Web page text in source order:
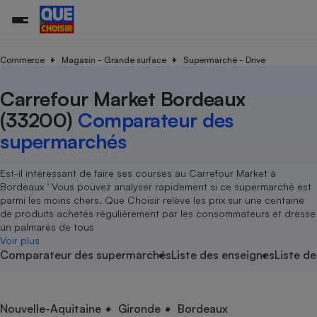
Commerce Magasin - Grande surface Supermarché - Drive
Carrefour Market Bordeaux
(33200) Comparateur des
supermarchés
Est-il intéressant de faire ses courses au Carrefour Market à
Bordeaux ’ Vous pouvez analyser rapidement si ce supermarché est
parmi les moins chers. Que Choisir relève les prix sur une centaine
de produits achetés régulièrement par les consommateurs et dresse
un palmarès de tous
Voir plus
Comparateur des supermarchésListe des enseignesListe
Nouvelle-Aquitaine Gironde Bordeaux
Agriculture
Produit alimentaire
Achat - Vente - Location
Carburant
Magasin - Grande surface
Marketing - Fidélisation
Organismes de défense
Système judiciaire
Air
Eau
Achat - Vente - Travaux
Location
Sport
Vacances - Tourisme
électrique
Démarche administrative
Senior
Service marchand
Train
Transport aérien
Toutes les actualités
Enquêtes
Guides d'achat
Conseils
Brèves
Tous les services
Soumettre un litige
Lettres types
Rencontrer une association locale
Tous nos combats
Nos actions
Nos grandes victoires
Les billets de la présidente
Nos associations locales
Nous rejoindre
En savoir plus sur Que Choisir Ensemble
?
L’association
Nos missions
Notre méthodologie
Notre financement
Nos partenaires
Nous rejoindre